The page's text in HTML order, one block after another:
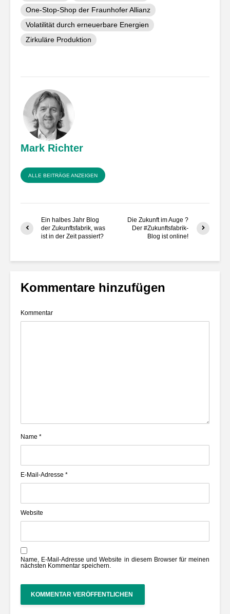
One-Stop-Shop der Fraunhofer Allianz
Volatilität durch erneuerbare Energien
Zirkuläre Produktion
Mark Richter
ALLE BEITRÄGE ANZEIGEN
Ein halbes Jahr Blog
der Zukunftsfabrik, was
ist in der Zeit passiert?
Die Zukunft im Auge ?
Der #Zukunftsfabrik-
Blog ist online!
Kommentare hinzufügen
Kommentar
Name *
E-Mail-Adresse *
Website
Name, E-Mail-Adresse und Website in diesem Browser für meinen
nächsten Kommentar speichern.